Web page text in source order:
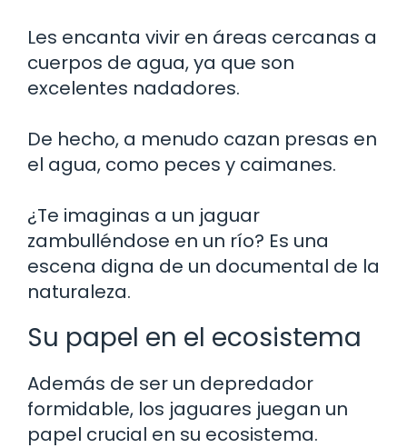
Les encanta vivir en áreas cercanas a
cuerpos de agua, ya que son
excelentes nadadores.
De hecho, a menudo cazan presas en
el agua, como peces y caimanes.
¿Te imaginas a un jaguar
zambulléndose en un río? Es una
escena digna de un documental de la
naturaleza.
Su papel en el ecosistema
Además de ser un depredador
formidable, los jaguares juegan un
papel crucial en su ecosistema.